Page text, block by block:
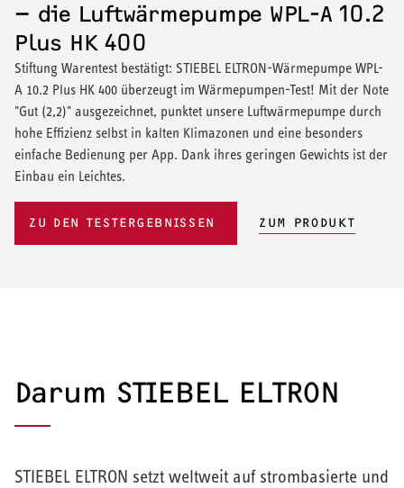
– die Luftwärmepumpe WPL-A 10.2
Plus HK 400
Stiftung Warentest bestätigt: STIEBEL ELTRON-Wärmepumpe WPL-
A 10.2 Plus HK 400 überzeugt im Wärmepumpen-Test! Mit der Note
"Gut (2,2)" ausgezeichnet, punktet unsere Luftwärmepumpe durch
hohe Effizienz selbst in kalten Klimazonen und eine besonders
einfache Bedienung per App. Dank ihres geringen Gewichts ist der
Einbau ein Leichtes.
ZU DEN TESTERGEBNISSEN ZUM PRODUKT
Darum STIEBEL ELTRON
STIEBEL ELTRON setzt weltweit auf strombasierte und